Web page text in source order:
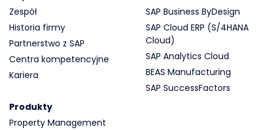
Zespół
Historia firmy
Partnerstwo z SAP
Centra kompetencyjne
Kariera
SAP Business ByDesign
SAP Cloud ERP (S/4HANA
Cloud)
SAP Analytics Cloud
BEAS Manufacturing
SAP SuccessFactors
Produkty
Property Management